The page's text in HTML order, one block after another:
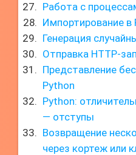
Работа с
Импортирование в
Генерация
Отправка HTTP-
Представление
Python
Python:
— отступы
Возвращение
через кортеж или